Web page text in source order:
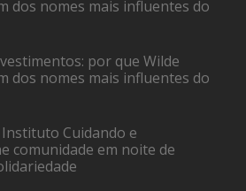
dos nomes mais influentes do
por que Wilde
dos nomes mais influentes do
Cuidando e
comunidade em noite de